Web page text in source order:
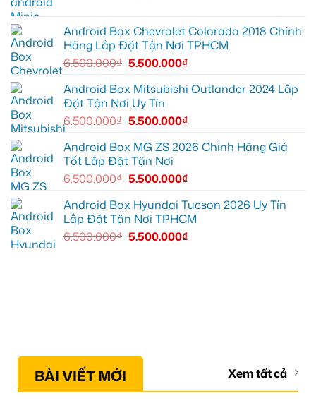
tiện
ích
Everest
tại
Thủ
cần
ánh
sáng
tốt
hơn
Android Box Chevrolet Colorado 2018 Chính
Hãng Lắp Đặt Tận Nơi TPHCM
6.500.000₫ 5.500.000₫
Android Box Mitsubishi Outlander 2024 Lắp
Đặt Tận Nơi Uy Tín
6.500.000₫ 5.500.000₫
Android Box MG ZS 2026 Chính Hãng Giá
Tốt Lắp Đặt Tận Nơi
6.500.000₫ 5.500.000₫
Android Box Hyundai Tucson 2026 Uy Tín
Lắp Đặt Tận Nơi TPHCM
6.500.000₫ 5.500.000₫
BÀI VIẾT MỚI Xem tất cả